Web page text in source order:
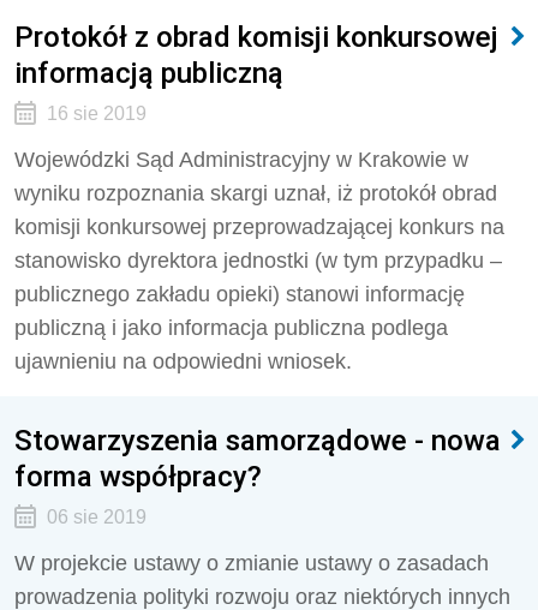
Protokół z obrad komisji konkursowej
informacją publiczną
16 sie 2019
Wojewódzki Sąd Administracyjny w Krakowie w
wyniku rozpoznania skargi uznał, iż protokół obrad
komisji konkursowej przeprowadzającej konkurs na
stanowisko dyrektora jednostki (w tym przypadku –
publicznego zakładu opieki) stanowi informację
publiczną i jako informacja publiczna podlega
ujawnieniu na odpowiedni wniosek.
Stowarzyszenia samorządowe - nowa
forma współpracy?
06 sie 2019
W projekcie ustawy o zmianie ustawy o zasadach
prowadzenia polityki rozwoju oraz niektórych innych